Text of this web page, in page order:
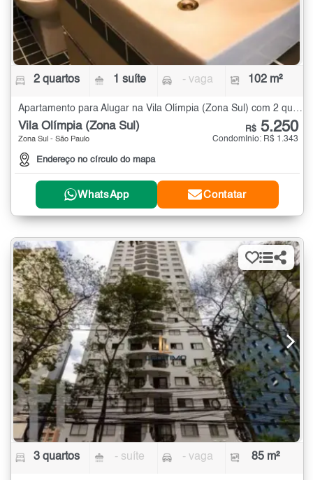
2 quartos 1 suíte - vaga 102 m²
Apartamento para Alugar na Vila Olímpia (Zona Sul) com 2 quartos - 102 m²
Vila Olímpia (Zona Sul)
Zona Sul - São Paulo
Endereço no círculo do mapa
R$ 5.250
Condomínio: R$ 1.343
WhatsApp Contatar
3 quartos - suíte - vaga 85 m²